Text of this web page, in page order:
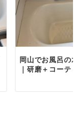
岡山でお風呂の
｜研磨＋コーテ